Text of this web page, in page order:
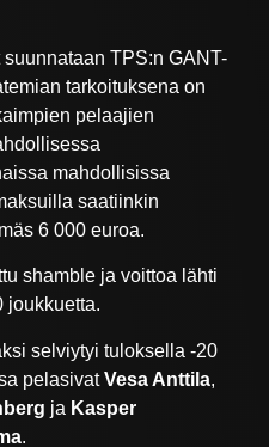
TPS:n GANT-
tarkoituksena on
pelaajien
mahdollisissa
saatiinkin
6 000 euroa.
shamble ja voittoa lähti
joukkuetta.
selviytyi tuloksella -20
pelasivatVesa Anttila,
ja Kasper
.